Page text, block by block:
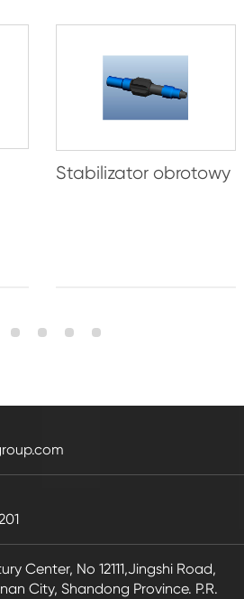
Stabilizator obrotowy
Center, No 12111,Jingshi Road,
City, Shandong Province. P.R.